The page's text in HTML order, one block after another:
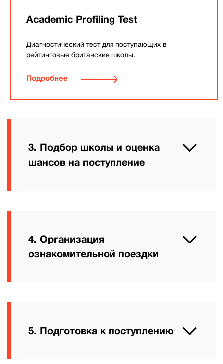
Academic Profiling Test
Диагностический тест для поступающих в
рейтинговые британские школы.
Подробнее
3. Подбор школы и оценка
шансов на поступление
4. Организация
ознакомительной поездки
5. Подготовка к поступлению